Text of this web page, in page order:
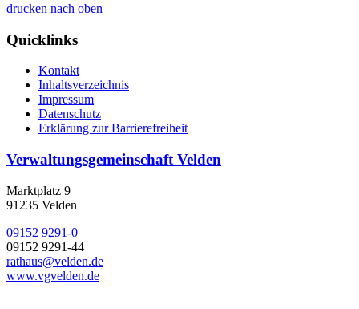
drucken nach oben
Quicklinks
Kontakt
Inhaltsverzeichnis
Impressum
Datenschutz
Erklärung zur Barrierefreiheit
Verwaltungsgemeinschaft Velden
Marktplatz 9
91235 Velden
09152 9291-0
09152 9291-44
rathaus@velden.de
www.vgvelden.de